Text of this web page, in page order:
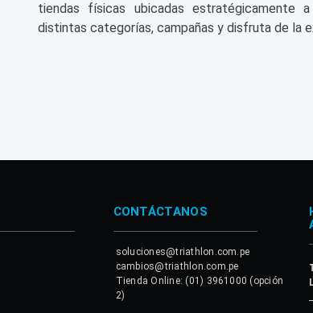
tiendas físicas ubicadas estratégicamente
distintas categorías, campañas y disfruta de la
CONTÁCTANOS
soluciones@triathlon.com.pe
cambios@triathlon.com.pe
Tienda Online: (01) 3961000 (opción
2)